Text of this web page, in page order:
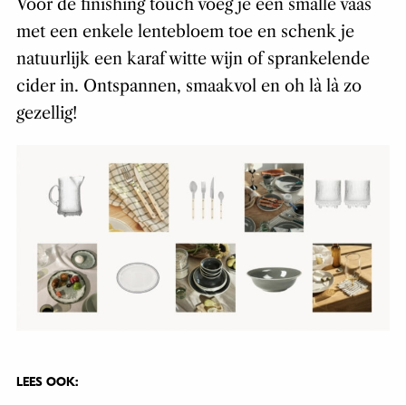
Voor de finishing touch voeg je een smalle vaas
met een enkele lentebloem toe en schenk je
natuurlijk een karaf witte wijn of sprankelende
cider in. Ontspannen, smaakvol en oh là là zo
gezellig!
LEES OOK: